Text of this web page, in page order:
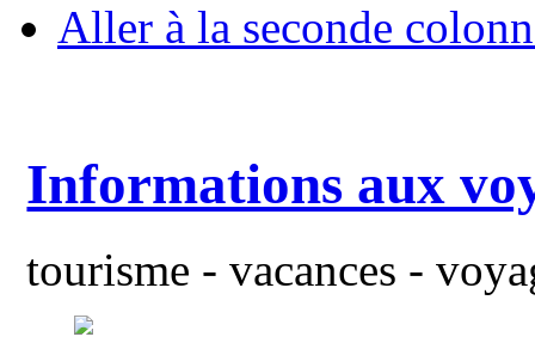
Aller à la seconde
Informations aux
tourisme - vacances -